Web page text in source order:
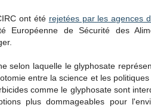
ont été rejetées par les agences
Européenne de Sécurité des
selon laquelle le glyphosate
entre la science et les
comme le glyphosate sont
plus dommageables pour